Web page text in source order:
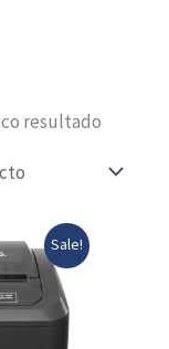
resultado
Sale!
Current
price
$297,000.00.